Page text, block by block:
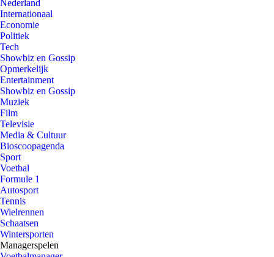
Nederland
Internationaal
Economie
Politiek
Tech
Showbiz en Gossip
Opmerkelijk
Entertainment
Showbiz en Gossip
Muziek
Film
Televisie
Media & Cultuur
Bioscoopagenda
Sport
Voetbal
Formule 1
Autosport
Tennis
Wielrennen
Schaatsen
Wintersporten
Managerspelen